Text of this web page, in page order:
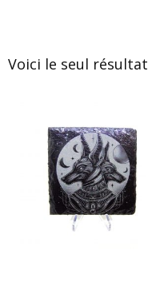
Voici le seul résultat